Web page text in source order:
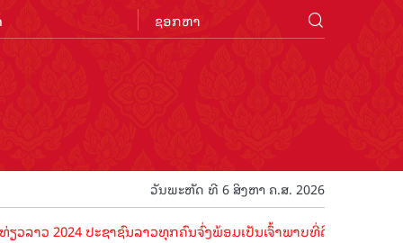
ວັນພະຫັດ ທີ 6 ສິງຫາ ຄ.ສ. 2026
ປະຊາຊົນລາວທຸກຄົນຈົ່ງພ້ອມເປັນເຈົ້າພາບທີ່ດີ ຕ້ອນຮັບນັກທ່ອງທ່ຽ